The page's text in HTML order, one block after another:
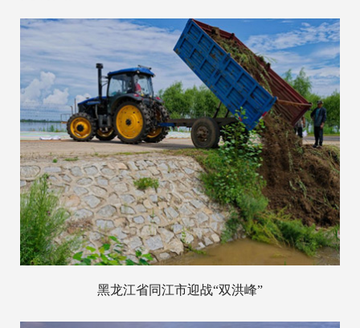
黑龙江省同江市迎战“双洪峰”